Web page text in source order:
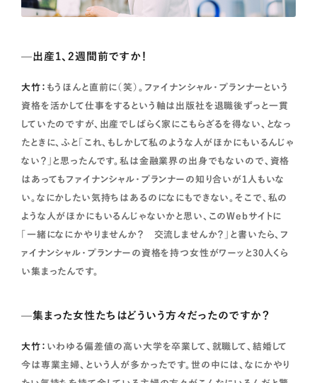
—出産1、2週間前ですか！
大竹： もうほんと直前に（笑）。ファイナンシャル・プランナーという
資格を活かして仕事をするという軸は出版社を退職後ずっと一貫
していたのですが、出産でしばらく家にこもらざるを得ない、となっ
たときに、ふと「これ、もしかして私のような人がほかにもいるんじゃ
ない？」と思ったんです。私は金融業界の出身でもないので、資格
はあってもファイナンシャル・プランナーの知り合いが1人もいな
い。なにかしたい気持ちはあるのになにもできない。そこで、私の
ような人がほかにもいるんじゃないかと思い、このWebサイトに
「一緒になにかやりませんか？ 交流しませんか？」と書いたら、フ
ァイナンシャル・プランナーの資格を持つ女性がワーッと30人くら
い集まったんです。
—集まった女性たちはどういう方々だったのですか？
大竹： いわゆる偏差値の高い大学を卒業して、就職して、結婚して
今は専業主婦、という人が多かったです。世の中には、なにかやり